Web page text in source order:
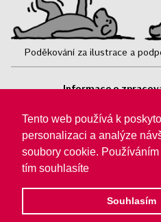
Tento web používá k
personalizaci a analýze
soubory cookie.
tím souhlasíte
Souhlasím
Poděkování za ilustrace a
Informace o
Sledujte nás:
Pomocné tlapky o. p. s.® jsou